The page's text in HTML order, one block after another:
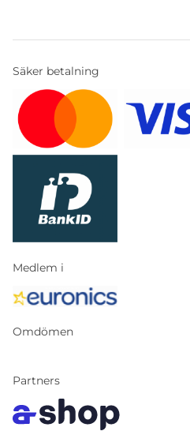
Säker betalning
Medlem i
Omdömen
Partners